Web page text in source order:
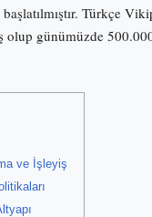
Türkçe
olup günümüzde
ve İşleyiş